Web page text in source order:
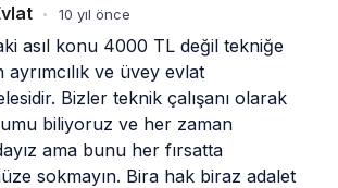
• 10 yıl önce
asıl konu 4000 TL değil tekniğe
ayrımcılık ve üvey evlat
Bizler teknik çalışanı olarak
biliyoruz ve her zaman
ama bunu her fırsatta
sokmayın. Bira hak biraz adalet